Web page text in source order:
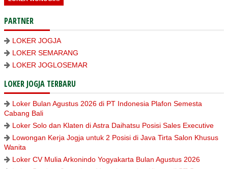
PARTNER
LOKER JOGJA
LOKER SEMARANG
LOKER JOGLOSEMAR
LOKER JOGJA TERBARU
Loker Bulan Agustus 2026 di PT Indonesia Plafon Semesta
Cabang Bali
Loker Solo dan Klaten di Astra Daihatsu Posisi Sales Executive
Lowongan Kerja Jogja untuk 2 Posisi di Java Tirta Salon Khusus
Wanita
Loker CV Mulia Arkonindo Yogyakarta Bulan Agustus 2026